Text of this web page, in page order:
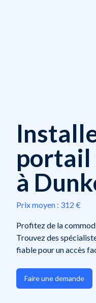
portail
à
Prix moyen : 312 €
Profitez de la
Trouvez des
fiable pour un accès
Faire une demande